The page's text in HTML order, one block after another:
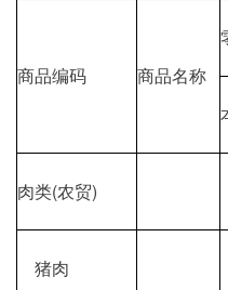
商品编码 商品名称
肉类(农贸)
猪肉